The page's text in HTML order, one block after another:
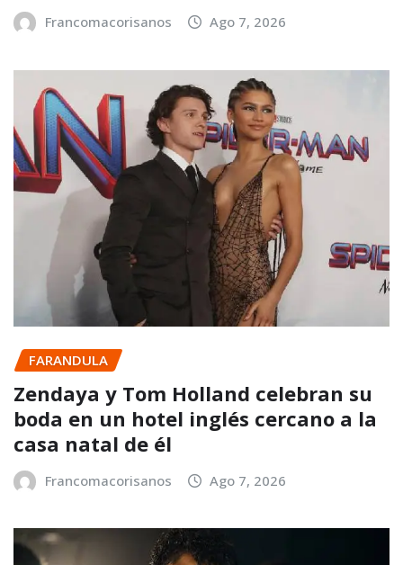
Francomacorisanos Ago 7, 2026
FARANDULA
Zendaya y Tom Holland celebran su
boda en un hotel inglés cercano a la
casa natal de él
Francomacorisanos Ago 7, 2026